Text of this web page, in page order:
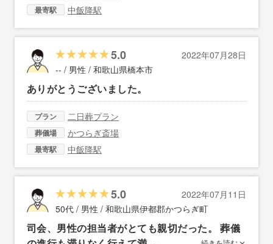
最寄駅 中飯降駅
5.0
2022年07月28日
-- / 男性 / 和歌山県橋本市
ありがとうございました。
プラン 二日葬プラン
葬儀場 かつらぎ斎場
最寄駅 中飯降駅
5.0
2022年07月11日
50代 / 男性 / 和歌山県伊都郡かつらぎ町
司会、男性の担当者がとても親切だった。 葬儀